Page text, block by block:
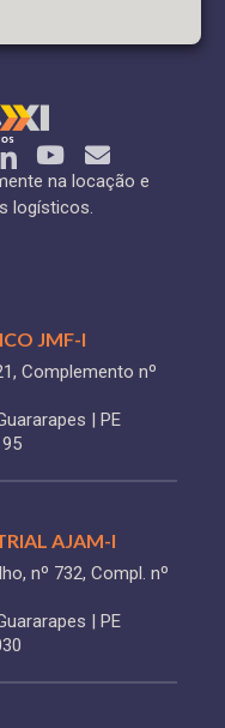
na locação e
logísticos.
JMF-I
Complemento nº
| PE
AJAM-I
nº 732, Compl. nº
| PE